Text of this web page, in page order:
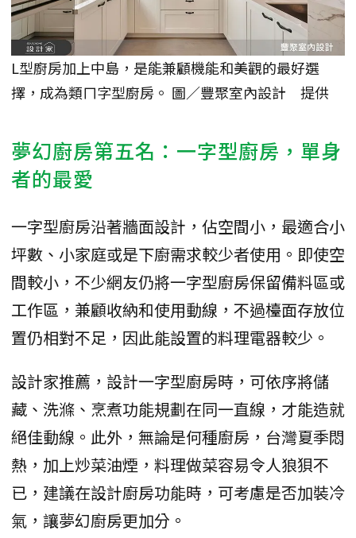
L型廚房加上中島，是能兼顧機能和美觀的最好選
擇，成為類ㄇ字型廚房。 圖／豐聚室內設計 提供
夢幻廚房第五名：一字型廚房，單身
者的最愛
一字型廚房沿著牆面設計，佔空間小，最適合小
坪數、小家庭或是下廚需求較少者使用。即使空
間較小，不少網友仍將一字型廚房保留備料區或
工作區，兼顧收納和使用動線，不過檯面存放位
置仍相對不足，因此能設置的料理電器較少。
設計家推薦，設計一字型廚房時，可依序將儲
藏、洗滌、烹煮功能規劃在同一直線，才能造就
絕佳動線。此外，無論是何種廚房，台灣夏季悶
熱，加上炒菜油煙，料理做菜容易令人狼狽不
已，建議在設計廚房功能時，可考慮是否加裝冷
氣，讓夢幻廚房更加分。